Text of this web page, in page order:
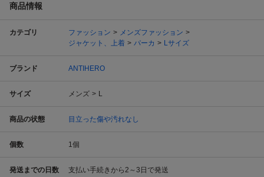
商品情報
カテゴリ ファッション
メンズファッション
ジャケット、上着
パーカ Lサイズ
ブランド ANTIHERO
サイズ メンズ L
商品の状態 目立った傷や汚れなし
個数 1個
発送までの日数 支払い手続きから2～3日で発送